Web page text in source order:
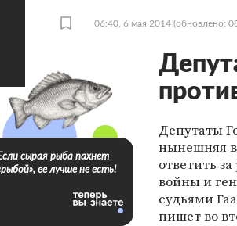
06:40, 6 мая 2014 (обновлено:
Депутаты
нынешняя
ответить
войны и
судьями
пишет во
сырая рыба пахнет
ее лучше не есть!